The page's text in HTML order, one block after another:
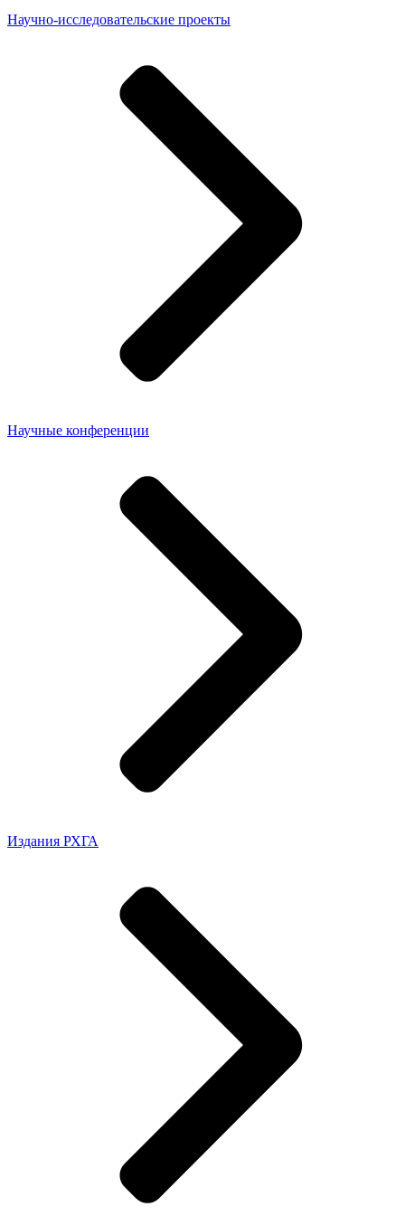
Научно-исследовательские проекты
Научные конференции
Издания РХГА